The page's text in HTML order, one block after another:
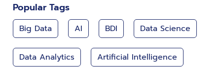
Popular Tags
Big Data AI BDI Data Science
Data Analytics Artificial Intelligence